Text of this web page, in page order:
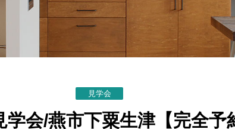
見学会
学会/燕市下粟生津【完全予